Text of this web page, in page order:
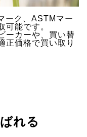
ーク、ASTMマー
可能です。
ーカーや、買い替
正価格で買い取り
れる